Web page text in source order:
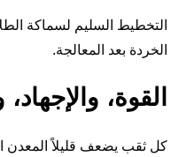
التخطيط السليم لسماكة
الخردة بعد المعالجة.
القوة،
كل ثقب يضعف قليلاً المعدن